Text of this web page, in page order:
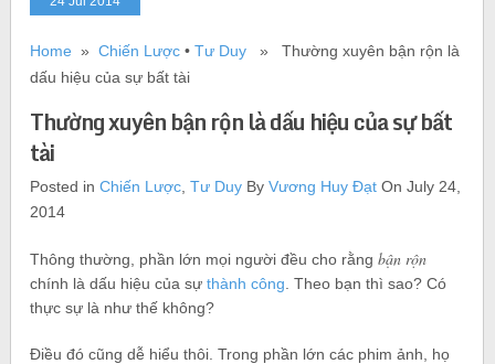
Home »Chiến Lược •Tư Duy » Thường xuyên bận rộn là
dấu hiệu của sự bất tài
Thường xuyên bận rộn là dấu hiệu của sự bất
tài
Posted inChiến Lược ,Tư Duy ByVương Huy Đạt On July 24,
2014
Thông thường, phần lớn mọi người đều cho rằngbận rộn
chính là dấu hiệu của sựthành công . Theo bạn thì sao? Có
thực sự là như thế không?
Điều đó cũng dễ hiểu thôi. Trong phần lớn các phim ảnh, họ